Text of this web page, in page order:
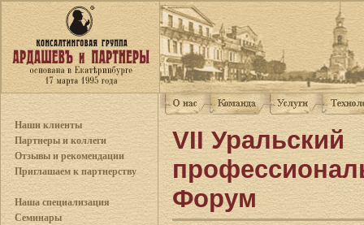
Наши клиенты
Партнеры и коллеги
Отзывы и рекомендации
Приглашаем к партнерству
Наша специализация
Семинары
VII Уральский
Форум